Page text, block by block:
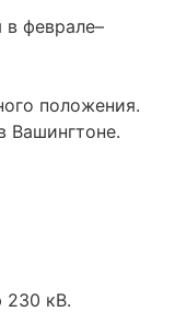
феврале–
положения.
Вашингтоне.
230 кВ.